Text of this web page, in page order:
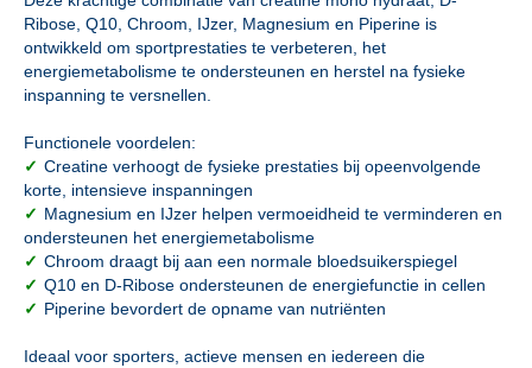
Ribose, Q10, Chroom, IJzer, Magnesium en Piperine is
ontwikkeld om sportprestaties te verbeteren, het
energiemetabolisme te ondersteunen en herstel na fysieke
inspanning te versnellen.
Functionele voordelen:
✓ Creatine verhoogt de fysieke prestaties bij opeenvolgende
korte, intensieve inspanningen
✓ Magnesium en IJzer helpen vermoeidheid te verminderen en
ondersteunen het energiemetabolisme
✓ Chroom draagt bij aan een normale bloedsuikerspiegel
✓ Q10 en D-Ribose ondersteunen de energiefunctie in cellen
✓ Piperine bevordert de opname van nutriënten
Ideaal voor sporters, actieve mensen en iedereen die